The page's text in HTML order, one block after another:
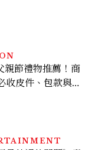
節禮物推薦！商
收皮件、包款與鞋